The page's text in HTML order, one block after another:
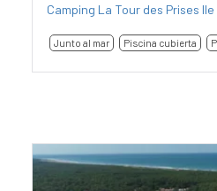
Camping La Tour des Prises Ile
Junto al mar Piscina cubierta